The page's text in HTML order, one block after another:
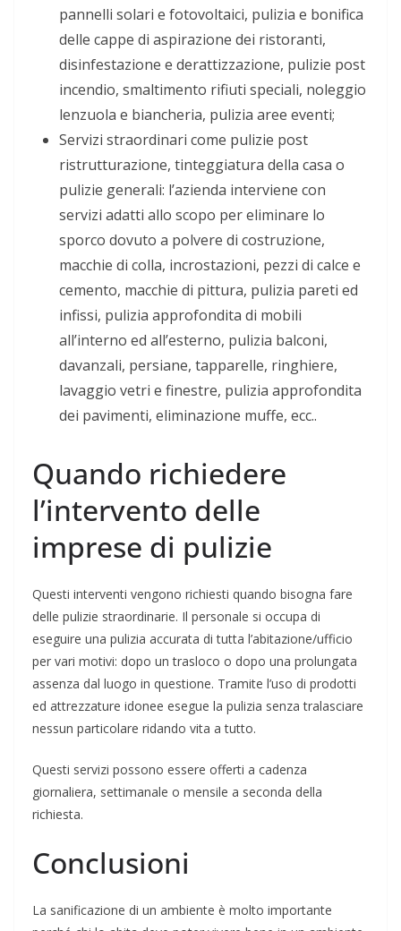
pannelli solari e fotovoltaici, pulizia e bonifica
delle cappe di aspirazione dei ristoranti,
disinfestazione e derattizzazione, pulizie post
incendio, smaltimento rifiuti speciali, noleggio
lenzuola e biancheria, pulizia aree eventi;
Servizi straordinari come pulizie post
ristrutturazione, tinteggiatura della casa o
pulizie generali: l’azienda interviene con
servizi adatti allo scopo per eliminare lo
sporco dovuto a polvere di costruzione,
macchie di colla, incrostazioni, pezzi di calce e
cemento, macchie di pittura, pulizia pareti ed
infissi, pulizia approfondita di mobili
all’interno ed all’esterno, pulizia balconi,
davanzali, persiane, tapparelle, ringhiere,
lavaggio vetri e finestre, pulizia approfondita
dei pavimenti, eliminazione muffe, ecc..
Quando richiedere
l’intervento delle
imprese di pulizie
Questi interventi vengono richiesti quando bisogna fare
delle pulizie straordinarie. Il personale si occupa di
eseguire una pulizia accurata di tutta l’abitazione/ufficio
per vari motivi: dopo un trasloco o dopo una prolungata
assenza dal luogo in questione. Tramite l’uso di prodotti
ed attrezzature idonee esegue la pulizia senza tralasciare
nessun particolare ridando vita a tutto.
Questi servizi possono essere offerti a cadenza
giornaliera, settimanale o mensile a seconda della
richiesta.
Conclusioni
La sanificazione di un ambiente è molto importante